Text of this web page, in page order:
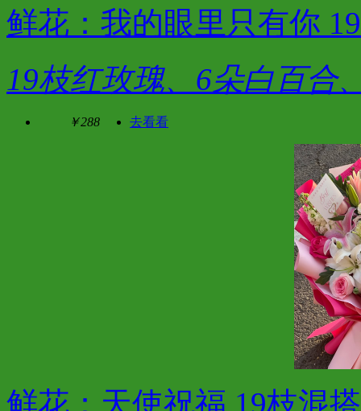
鲜花：我的眼里只有你
19枝红玫瑰、6朵白百合
￥288 去看看
鲜花：天使祝福 19枝混搭